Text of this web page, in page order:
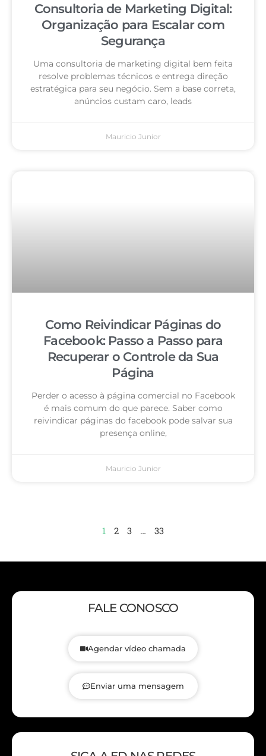
Consultoria de Marketing Digital:
Organização para Escalar com
Segurança
Uma consultoria de marketing digital bem feita
resolve problemas técnicos e entrega direção
estratégica para seu negócio. Sem a base correta,
anúncios custam caro, leads
Mauricio Junior
Como Reivindicar Páginas do
Facebook: Passo a Passo para
Recuperar o Controle da Sua
Página
Perder o acesso à página comercial no Facebook
é mais comum do que parece. Saber como
reivindicar páginas do facebook pode salvar sua
presença online,
Mauricio Junior
1 2 3 … 33
FALE CONOSCO
Agendar vídeo chamada
Enviar uma mensagem